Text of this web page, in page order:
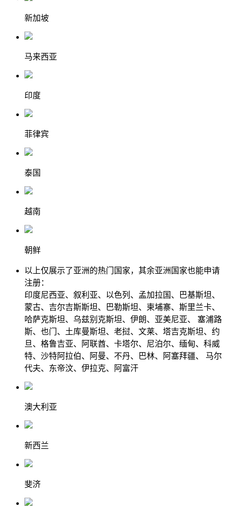
新加坡
马来西亚
印度
菲律宾
泰国
越南
朝鲜
以上仅展示了亚洲的热门国家，其余亚洲国家也能申请
注册：
印度尼西亚、叙利亚、以色列、孟加拉国、巴基斯坦、
蒙古、吉尔吉斯斯坦、巴勒斯坦、柬埔寨、斯里兰卡、
哈萨克斯坦、乌兹别克斯坦、伊朗、亚美尼亚、 塞浦路
斯、也门、土库曼斯坦、老挝、文莱、塔吉克斯坦、约
旦、格鲁吉亚、阿联酋、卡塔尔、尼泊尔、缅甸、科威
特、沙特阿拉伯、阿曼、不丹、巴林、阿塞拜疆、 马尔
代夫、东帝汶、伊拉克、阿富汗
澳大利亚
新西兰
斐济